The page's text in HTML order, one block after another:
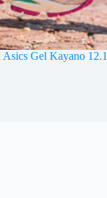
Gel Kayano